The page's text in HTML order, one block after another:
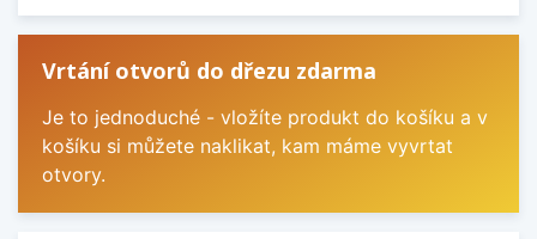
Vrtání otvorů do dřezu zdarma
Je to jednoduché - vložíte produkt do košíku a v
košíku si můžete naklikat, kam máme vyvrtat
otvory.